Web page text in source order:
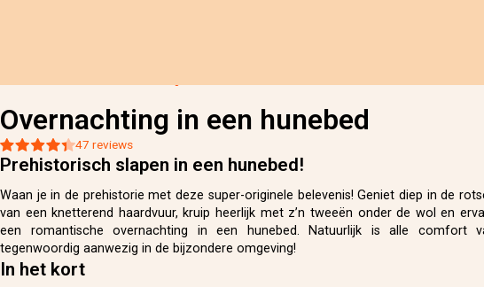
Overnachting in een hunebed
47 reviews
Prehistorisch slapen in een hunebed!
Waan je in de prehistorie met deze super-originele belevenis! Geniet diep in de
van een knetterend haardvuur, kruip heerlijk met z’n tweeën onder de wol en
een romantische overnachting in een hunebed. Natuurlijk is alle comfort
tegenwoordig aanwezig in de bijzondere omgeving!
In het kort